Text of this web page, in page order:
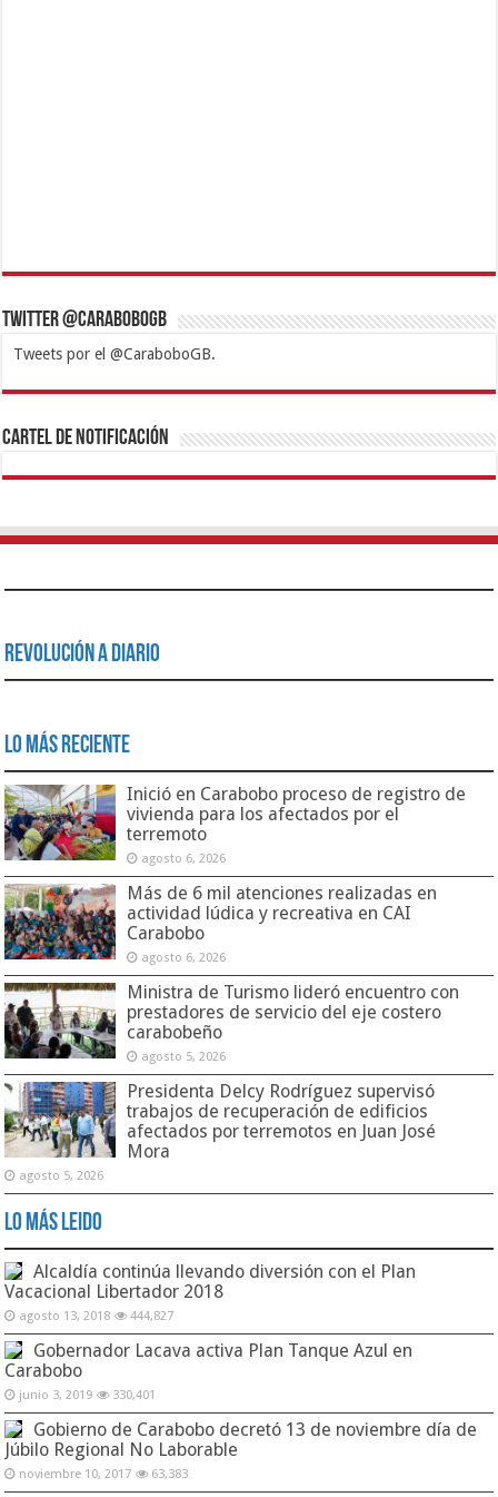
Twitter @CaraboboGB
Tweets por el @CaraboboGB.
1xbetBetturkeyBetistKralbetSupertotobetTipobetMatadorbetMariobet
https://mvbcasino.com/
Cartel de Notificación
Revolución a Diario
Lo Más Reciente
Inició en Carabobo proceso de registro de
vivienda para los afectados por el
terremoto
agosto 6, 2026
Más de 6 mil atenciones realizadas en
actividad lúdica y recreativa en CAI
Carabobo
agosto 6, 2026
Ministra de Turismo lideró encuentro con
prestadores de servicio del eje costero
carabobeño
agosto 5, 2026
Presidenta Delcy Rodríguez supervisó
trabajos de recuperación de edificios
afectados por terremotos en Juan José
Mora
agosto 5, 2026
Lo Más Leido
Alcaldía continúa llevando diversión con el Plan
Vacacional Libertador 2018
agosto 13, 2018 444,827
Gobernador Lacava activa Plan Tanque Azul en
Carabobo
junio 3, 2019 330,401
Gobierno de Carabobo decretó 13 de noviembre día de
Júbilo Regional No Laborable
noviembre 10, 2017 63,383